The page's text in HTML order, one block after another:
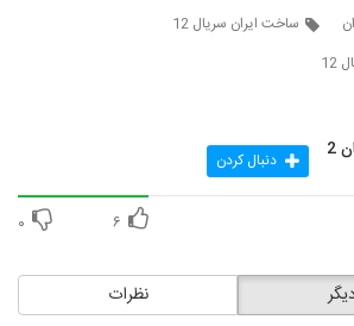
ساخت ایران سریال 12
2 دنبال کردن
۶ ۰
نظرات